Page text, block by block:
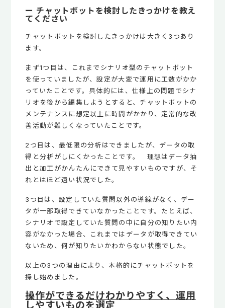
ー チャットボットを検討したきっかけを教え
てください
チャットボットを検討したきっかけは大きく3つあり
ます。
まず1つ目は、これまでシナリオ型のチャットボット
を使っていましたが、設定が大変で運用に工数がかか
っていたことです。具体的には、仕様上の問題でシナ
リオを後から編集しようとすると、チャットボットの
メンテナンスに想定以上に時間がかかり、定常的な改
善活動が難しくなっていたことです。
2つ目は、最低限の分析はできましたが、データの取
得と分析がしにくかったことです。 理想はデータ抽
出と加工がかんたんにできて見やすいものですが、そ
れとはほど遠い状況でした。
3つ目は、設定していた質問以外の導線がなく、デー
タが一部取得できていなかったことです。たとえば、
シナリオで設定していた質問の中に自分の知りたい内
容がなかった場合、これまではデータが取得できてい
ないため、何が知りたいかわからない状態でした。
以上の3つの理由により、本格的にチャットボットを
探し始めました。
操作ができるだけわかりやすく、運用
しやすいものを選定